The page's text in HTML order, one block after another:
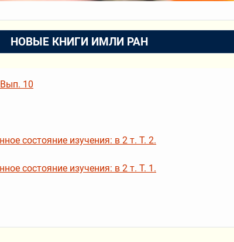
НОВЫЕ КНИГИ ИМЛИ РАН
10
состояние изучения: в 2 т. Т. 2.
состояние изучения: в 2 т. Т. 1.